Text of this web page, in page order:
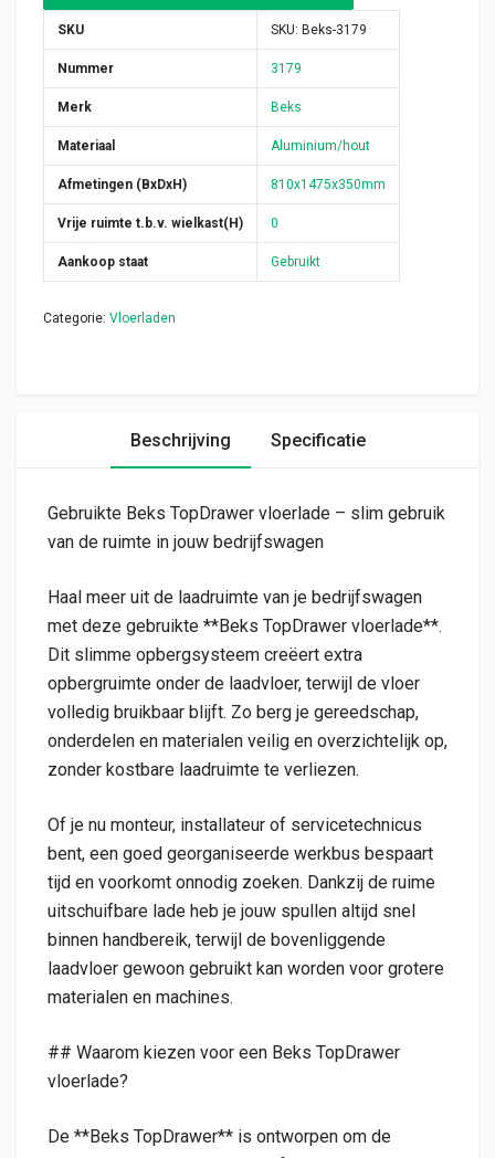
SKU SKU: Beks-3179
Nummer 3179
Merk Beks
Materiaal Aluminium/hout
Afmetingen (BxDxH) 810x1475x350mm
Vrije ruimte t.b.v. wielkast(H) 0
Aankoop staat Gebruikt
Categorie: Vloerladen
Beschrijving Specificatie
Gebruikte Beks TopDrawer vloerlade – slim gebruik
van de ruimte in jouw bedrijfswagen
Haal meer uit de laadruimte van je bedrijfswagen
met deze gebruikte **Beks TopDrawer vloerlade**.
Dit slimme opbergsysteem creëert extra
opbergruimte onder de laadvloer, terwijl de vloer
volledig bruikbaar blijft. Zo berg je gereedschap,
onderdelen en materialen veilig en overzichtelijk op,
zonder kostbare laadruimte te verliezen.
Of je nu monteur, installateur of servicetechnicus
bent, een goed georganiseerde werkbus bespaart
tijd en voorkomt onnodig zoeken. Dankzij de ruime
uitschuifbare lade heb je jouw spullen altijd snel
binnen handbereik, terwijl de bovenliggende
laadvloer gewoon gebruikt kan worden voor grotere
materialen en machines.
## Waarom kiezen voor een Beks TopDrawer
vloerlade?
De **Beks TopDrawer** is ontworpen om de